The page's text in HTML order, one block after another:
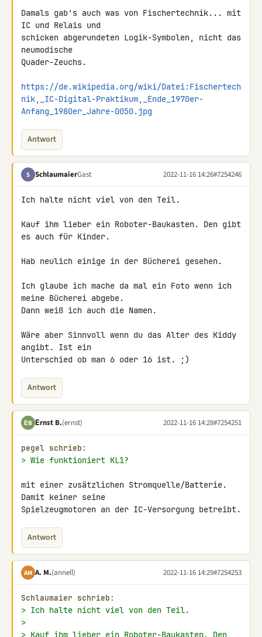
Damals gab's auch was von Fischertechnik... mit
IC und Relais und
schicken abgerundeten Logik-Symbolen, nicht das
neumodische
Quader-Zeuchs.
https://de.wikipedia.org/wiki/Datei:Fischertech
nik,_IC-Digital-Praktikum,_Ende_1970er-
Anfang_1980er_Jahre-0050.jpg
Antwort
S SchlaumaierGast 2022-11-16 14:26#7254246
Ich halte nicht viel von den Teil.
Kauf ihm lieber ein Roboter-Baukasten. Den gibt
es auch für Kinder.
Hab neulich einige in der Bücherei gesehen.
Ich glaube ich mache da mal ein Foto wenn ich
meine Bücherei abgebe.
Dann weiß ich auch die Namen.
Wäre aber Sinnvoll wenn du das Alter des Kiddy
angibt. Ist ein
Unterschied ob man 6 oder 16 ist. ;)
Antwort
ΕB Εrnst B.(ernst) 2022-11-16 14:28#7254251
pegel schrieb:
> Wie funktioniert KL1?
mit einer zusätzlichen Stromquelle/Batterie.
Damit keiner seine
Spielzeugmotoren an der IC-Versorgung betreibt.
Antwort
AM A. M.(annell) 2022-11-16 14:29#7254253
Schlaumaier schrieb:
> Ich halte nicht viel von den Teil.
>
> Kauf ihm lieber ein Roboter-Baukasten. Den